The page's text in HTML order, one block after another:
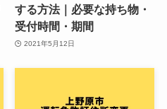
する方法｜必要な持ち物・
受付時間・期間
2021年5月12日